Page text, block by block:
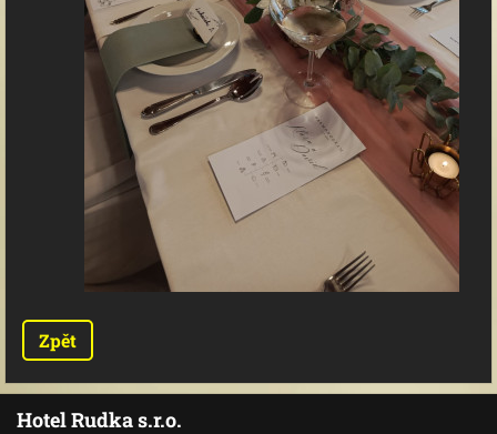
Zpět
Hotel Rudka s.r.o.